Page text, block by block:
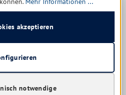
von Textilien
Ab
notwendige
akzeptieren